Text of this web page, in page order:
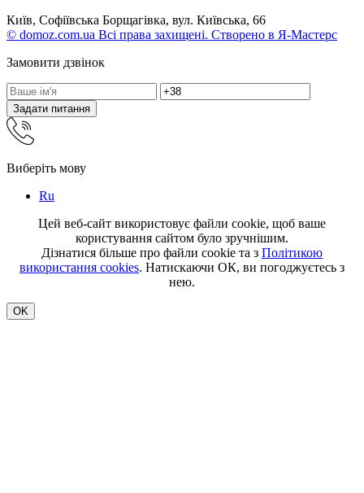
Київ, Софіївська Борщагівка, вул. Київська, 66
© domoz.com.ua Всі права захищені. Створено в Я-Мастерс
Замовити дзвінок
Задати питання
Виберіть мову
Ru
Цей веб-сайт використовує файли cookie, щоб ваше
користування сайтом було зручнішим.
Дізнатися більше про файли cookie та з Політикою
використання cookies. Натискаючи ОК, ви погоджуєтесь з
нею.
OK